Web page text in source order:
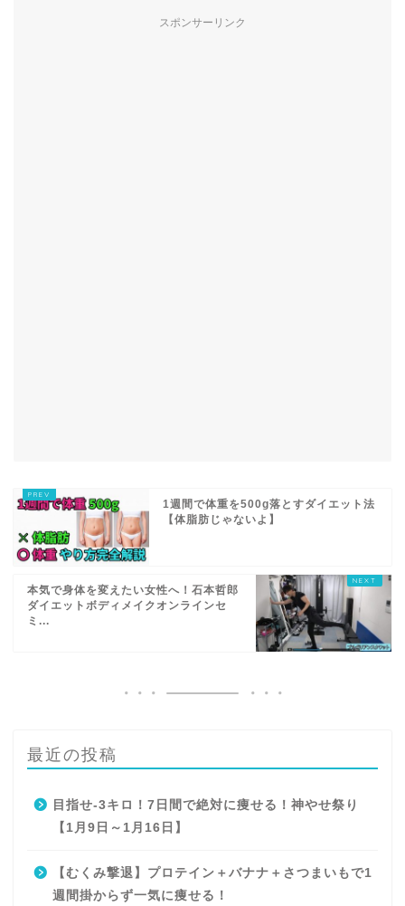
スポンサーリンク
1週間で体重を500g落とすダイエット法
【体脂肪じゃないよ】
本気で身体を変えたい女性へ！石本哲郎
ダイエットボディメイクオンラインセ
ミ...
最近の投稿
目指せ-3キロ！7日間で絶対に痩せる！神やせ祭り
【1月9日～1月16日】
【むくみ撃退】プロテイン＋バナナ＋さつまいもで1
週間掛からず一気に痩せる！